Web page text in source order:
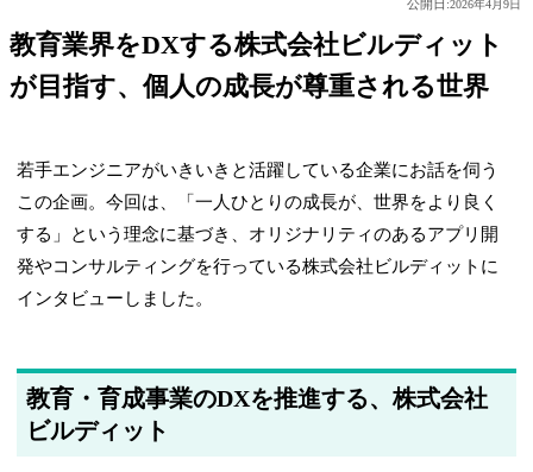
公開日:2026年4月9日
教育業界をDXする株式会社ビルディット
が目指す、個人の成長が尊重される世界
若手エンジニアがいきいきと活躍している企業にお話を伺う
この企画。今回は、「一人ひとりの成長が、世界をより良く
する」という理念に基づき、オリジナリティのあるアプリ開
発やコンサルティングを行っている株式会社ビルディットに
インタビューしました。
教育・育成事業のDXを推進する、株式会社
ビルディット